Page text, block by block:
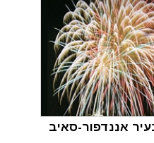
אננדפור-סאיב